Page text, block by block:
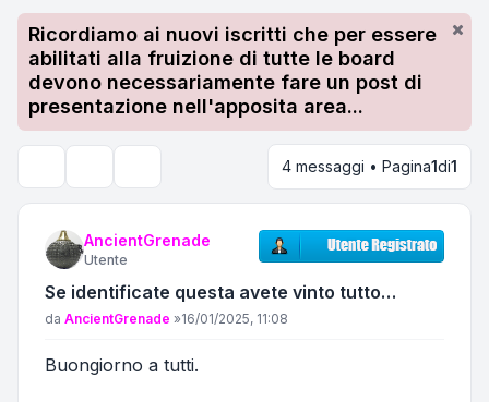
Ricordiamo ai nuovi iscritti che per essere
abilitati alla fruizione di tutte le board
devono necessariamente fare un post di
presentazione nell'apposita area...
4 messaggi • Pagina1di1
AncientGrenade
Utente
Se identificate questa avete vinto tutto…
Messaggio
da AncientGrenade »16/01/2025, 11:08
Buongiorno a tutti.